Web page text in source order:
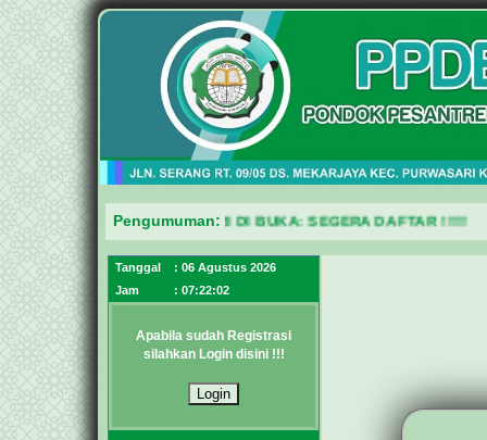
Pengumuman:
AMAL PURWASARI DI BUKA: SEGERA DAFTAR !!!!!
Tanggal
: 06 Agustus 2026
Jam
: 07:22:02
Apabila sudah Registrasi
silahkan Login disini !!!